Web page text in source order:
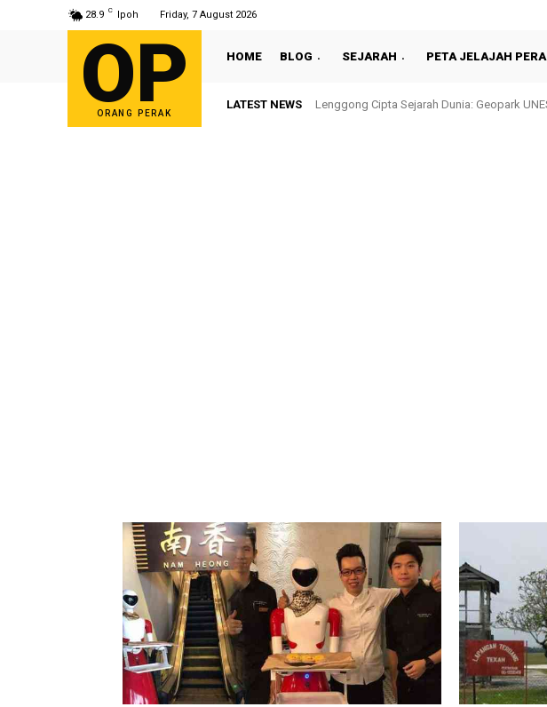
28.9 C Ipoh Friday, 7 August 2026
OP
ORANG PERAK
HOME BLOG SEJARAH PETA JELAJAH
LATEST NEWS Lenggong Cipta Sejarah Dunia: Geopark
Sultan Nazrin Shah Berbuka Puasa